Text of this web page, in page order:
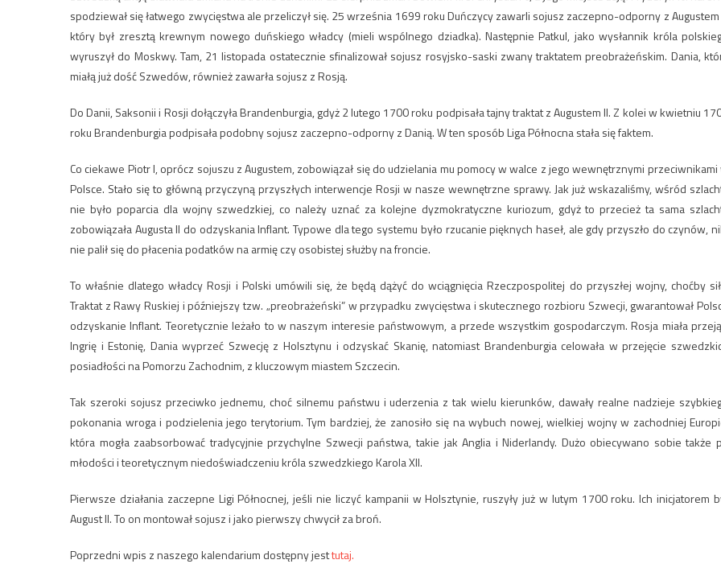
spodziewał się łatwego zwycięstwa ale przeliczył się. 25 września 1699 roku Duńczycy zawarli sojusz zaczepno-odporny z Augustem
który był zresztą krewnym nowego duńskiego władcy (mieli wspólnego dziadka). Następnie Patkul, jako wysłannik króla
wyruszył do Moskwy. Tam, 21 listopada ostatecznie sfinalizował sojusz rosyjsko-saski zwany traktatem preobrażeńskim. Dania,
miałą już dość Szwedów, również zawarła sojusz z Rosją.
Do Danii, Saksonii i Rosji dołączyła Brandenburgia, gdyż 2 lutego 1700 roku podpisała tajny traktat z Augustem II. Z kolei w kwietniu
roku Brandenburgia podpisała podobny sojusz zaczepno-odporny z Danią. W ten sposób Liga Północna stała się faktem.
Co ciekawe Piotr I, oprócz sojuszu z Augustem, zobowiązał się do udzielania mu pomocy w walce z jego wewnętrznymi przeciwnikami
Polsce. Stało się to główną przyczyną przyszłych interwencje Rosji w nasze wewnętrzne sprawy. Jak już wskazaliśmy, wśród
nie było poparcia dla wojny szwedzkiej, co należy uznać za kolejne dyzmokratyczne kuriozum, gdyż to przecież ta sama
zobowiązała Augusta II do odzyskania Inflant. Typowe dla tego systemu było rzucanie pięknych haseł, ale gdy przyszło do czynów,
nie palił się do płacenia podatków na armię czy osobistej służby na froncie.
To właśnie dlatego władcy Rosji i Polski umówili się, że będą dążyć do wciągnięcia Rzeczpospolitej do przyszłej wojny, choćby
Traktat z Rawy Ruskiej i późniejszy tzw. „preobrażeński” w przypadku zwycięstwa i skutecznego rozbioru Szwecji, gwarantował
odzyskanie Inflant. Teoretycznie leżało to w naszym interesie państwowym, a przede wszystkim gospodarczym. Rosja miała
Ingrię i Estonię, Dania wyprzeć Szwecję z Holsztynu i odzyskać Skanię, natomiast Brandenburgia celowała w przejęcie
posiadłości na Pomorzu Zachodnim, z kluczowym miastem Szczecin.
Tak szeroki sojusz przeciwko jednemu, choć silnemu państwu i uderzenia z tak wielu kierunków, dawały realne nadzieje
pokonania wroga i podzielenia jego terytorium. Tym bardziej, że zanosiło się na wybuch nowej, wielkiej wojny w zachodniej
która mogła zaabsorbować tradycyjnie przychylne Szwecji państwa, takie jak Anglia i Niderlandy. Dużo obiecywano sobie także
młodości i teoretycznym niedoświadczeniu króla szwedzkiego Karola XII.
Pierwsze działania zaczepne Ligi Północnej, jeśli nie liczyć kampanii w Holsztynie, ruszyły już w lutym 1700 roku. Ich inicjatorem
August II. To on montował sojusz i jako pierwszy chwycił za broń.
Poprzedni wpis z naszego kalendarium dostępny jesttutaj.